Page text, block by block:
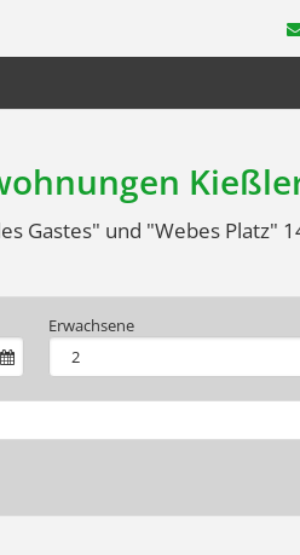
Gastes" und "Webes Platz"
Erwachsene